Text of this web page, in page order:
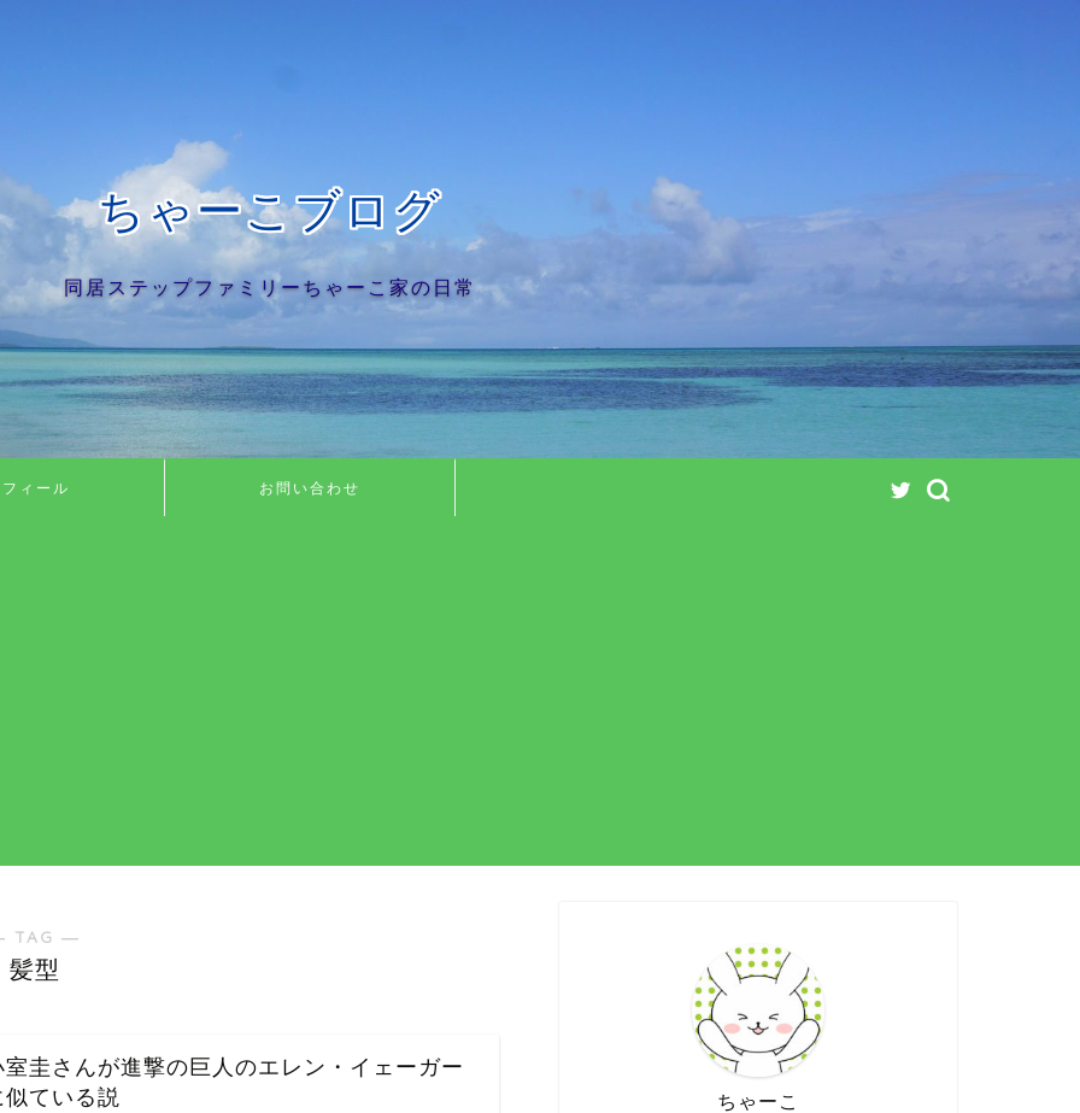
ちゃーこブログ
同居ステップファミリーちゃーこ家の日常
ィール お問い合わせ
TAG ―
髪型
室圭さんが進撃の巨人のエレン・イェーガー
似ている説
ちゃーこ